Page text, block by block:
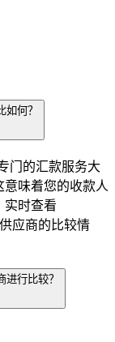
何？
门的汇款服务大
味着您的收款人
实时查看
应商的比较情
行比较？